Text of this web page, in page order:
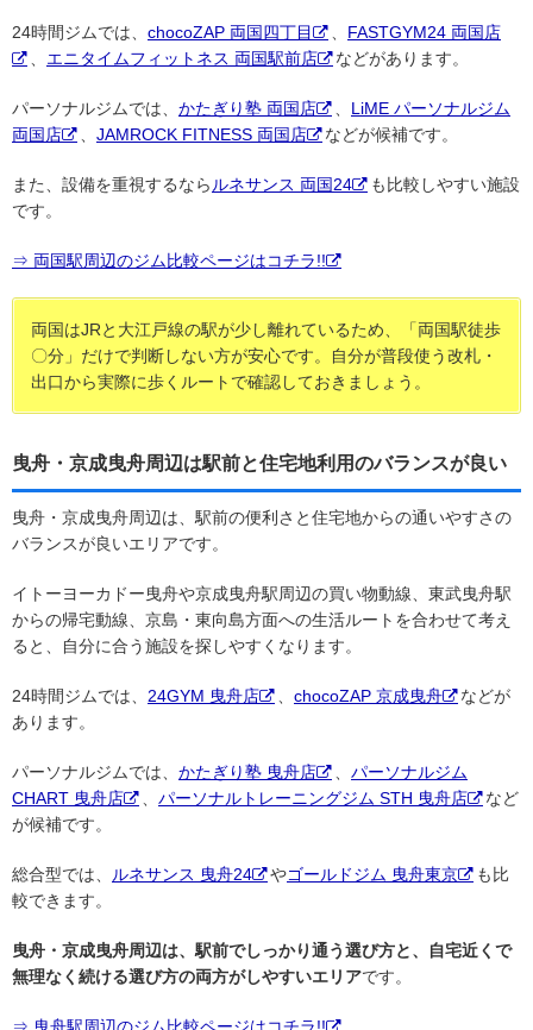
24時間ジムでは、 chocoZAP 両国四丁目
FASTGYM24 両国店
エニタイムフィットネス 両国駅前店 などがあります。
パーソナルジムでは、 かたぎり塾 両国店
LiME パーソナルジム
両国店
JAMROCK FITNESS 両国店 などが候補です。
また、設備を重視するなら ルネサンス 両国24
も比較しやすい施設
です。
⇒ 両国駅周辺のジム比較ページはコチラ!!
両国はJRと大江戸線の駅が少し離れているため、「両国駅徒歩
〇分」だけで判断しない方が安心です。自分が普段使う改札・
出口から実際に歩くルートで確認しておきましょう。
曳舟・京成曳舟周辺は駅前と住宅地利用のバランスが良い
曳舟・京成曳舟周辺は、駅前の便利さと住宅地からの通いやすさの
バランスが良いエリアです。
イトーヨーカドー曳舟や京成曳舟駅周辺の買い物動線、東武曳舟駅
からの帰宅動線、京島・東向島方面への生活ルートを合わせて考え
ると、自分に合う施設を探しやすくなります。
24時間ジムでは、 24GYM 曳舟店 chocoZAP 京成曳舟
などが
あります。
パーソナルジムでは、 かたぎり塾 曳舟店
パーソナルジム
CHART 曳舟店
パーソナルトレーニングジム STH 曳舟店
など
が候補です。
総合型では、 ルネサンス 曳舟24 やゴールドジム 曳舟東京
も比
較できます。
曳舟・京成曳舟周辺は、駅前でしっかり通う選び方と、自宅近くで
無理なく続ける選び方の両方がしやすいエリアです。
⇒ 曳舟駅周辺のジム比較ページはコチラ!!